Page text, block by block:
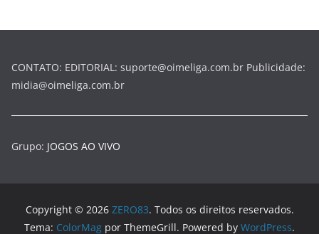
CONTATO: EDITORIAL: suporte@oimeliga.com.br Publicidade:
midia@oimeliga.com.br
Grupo: JOGOS AO VIVO
Copyright © 2026 ZERO83. Todos os direitos reservados.
Tema: ColorMag por ThemeGrill. Powered by WordPress.